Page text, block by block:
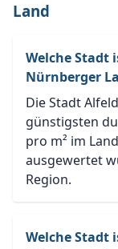
Land
Welche Stadt
Nürnberger
Die Stadt
günstigsten
pro m² im
ausgewertet
Region.
Welche Stadt